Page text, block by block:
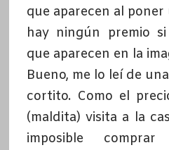
que aparecen al
hay ningún premio
que aparecen en la
Bueno, me lo leí de
cortito. Como el
(maldita) visita a la
imposible